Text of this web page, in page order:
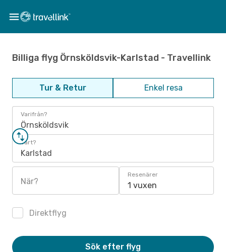
Billiga flyg Örnsköldsvik-Karlstad - Travellink
Tur & Retur Enkel resa
Varifrån?
Örnsköldsvik
Vart?
Karlstad
När?
Resenärer
1 vuxen
Direktflyg
Sök efter flyg